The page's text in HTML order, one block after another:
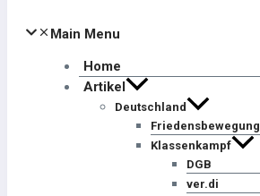
Main Menu
Home
Artikel
Deutschland
Friedensbewegung
Klassenkampf
DGB
ver.di